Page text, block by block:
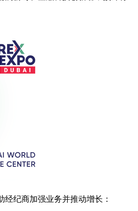
纪商加强业务并推动增长：